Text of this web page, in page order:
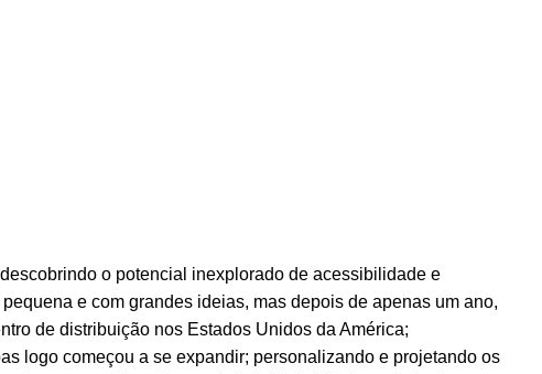
o potencial inexplorado de acessibilidade e
e com grandes ideias, mas depois de apenas um ano,
de distribuição nos Estados Unidos da América;
logo começou a se expandir; personalizando e projetando os